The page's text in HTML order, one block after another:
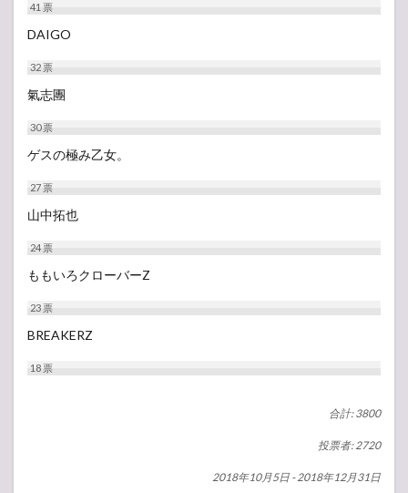
41票
DAIGO
32票
氣志團
30票
ゲスの極み乙女。
27票
山中拓也
24票
ももいろクローバーZ
23票
BREAKERZ
18票
合計: 3800
投票者: 2720
2018年10月5日 -2018年12月31日